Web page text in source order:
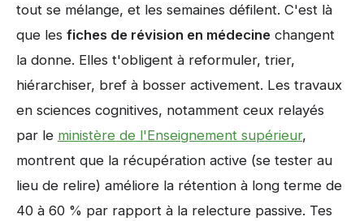
tout se mélange, et les semaines défilent. C'est là
que les fiches de révision en médecine changent
la donne. Elles t'obligent à reformuler, trier,
hiérarchiser, bref à bosser activement. Les travaux
en sciences cognitives, notamment ceux relayés
par le ministère de l'Enseignement supérieur,
montrent que la récupération active (se tester au
lieu de relire) améliore la rétention à long terme de
40 à 60 % par rapport à la relecture passive. Tes